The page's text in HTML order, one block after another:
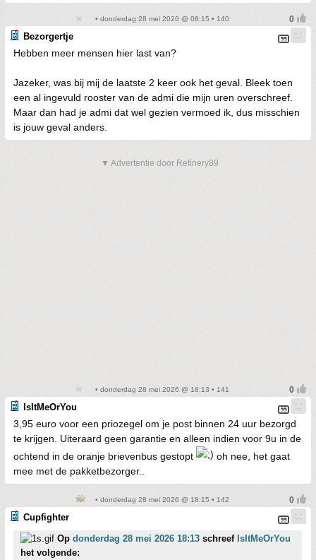
• donderdag 28 mei 2026 @ 08:15 • 140
Bezorgertje
Hebben meer mensen hier last van?
Jazeker, was bij mij de laatste 2 keer ook het geval. Bleek toen
een al ingevuld rooster van de admi die mijn uren overschreef.
Maar dan had je admi dat wel gezien vermoed ik, dus misschien
is jouw geval anders.
▼ Advertentie door Refinery89
• donderdag 28 mei 2026 @ 18:13 • 141
IsItMeOrYou
3,95 euro voor een priozegel om je post binnen 24 uur bezorgd
te krijgen. Uiteraard geen garantie en alleen indien voor 9u in de
ochtend in de oranje brievenbus gestopt
oh nee, het gaat
mee met de pakketbezorger..
• donderdag 28 mei 2026 @ 18:15 • 142
Cupfighter
Op donderdag 28 mei 2026 18:13 schreef IsItMeOrYou
het volgende: